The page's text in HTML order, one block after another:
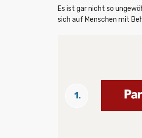
Es ist gar nicht so
sich auf Menschen mit
1.